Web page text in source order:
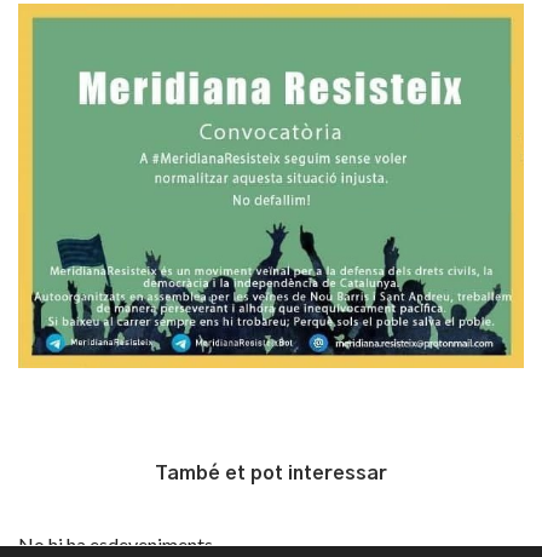
També et pot interessar
No hi ha esdeveniments